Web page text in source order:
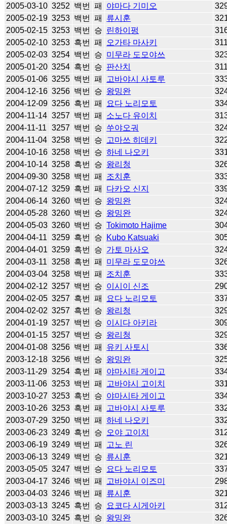
2005-03-10 3252 백번 패 야마다 기미오
2005-02-19 3253 백번 패 류시훈
2005-02-15 3253 백번 승 린하이펑
2005-02-10 3253 흑번 패 오가타 마사키
2005-02-03 3254 백번 승 미무라 도모야쓰
2005-01-20 3254 흑번 승 판산치
2005-01-06 3255 백번 패 고바야시 사토루
2004-12-16 3256 백번 승 왕밍완
2004-12-09 3256 흑번 패 요다 노리모토
2004-11-14 3257 백번 패 소노다 유이치
2004-11-11
3257 백번 승 쑤야오궈
2004-11-04 3258 백번 승 고마쓰 히데키
2004-10-16 3258 백번 승 하네 나오키
2004-10-14 3258 흑번 승 왕리청
2004-09-30 3258 백번 패 조치훈
2004-07-12 3259 흑번 패 다카오 신지
2004-06-14 3260 백번 승 왕밍완
2004-05-28 3260 백번 승 왕밍완
2004-05-03 3260 백번 승 Tokimoto Hajime
2004-04-11 3259 흑번 승 Kubo Katsuaki
2004-04-01 3259 흑번 승 가토 마사오
2004-03-11 3258 흑번 패 미무라 도모야쓰
2004-03-04 3258 백번 패 조치훈
2004-02-12 3257 백번 승 이시이 신조
2004-02-05 3257 흑번 패 요다 노리모토
2004-02-02 3257 흑번 승 왕리청
2004-01-19 3257 백번 승 이시다 아키라
2004-01-15 3257 백번 승 왕리청
2004-01-08 3256 백번 패 유키 사토시
2003-12-18 3256 백번 승 왕밍완
2003-11-29 3254 흑번 패 야마시타 게이고
2003-11-06 3253 백번 패 고바야시 고이치
2003-10-27 3253 흑번 승 야마시타 게이고
2003-10-26 3253 흑번 패 고바야시 사토루
2003-07-29 3250 백번 패 하네 나오키
2003-06-23 3249 흑번 승 오야 고이치
2003-06-19 3249 백번 패 고노 린
2003-06-13 3249 백번 승 류시훈
2003-05-05 3247 백번 승 요다 노리모토
2003-04-17 3246 백번 패 고바야시 이즈미
2003-04-03 3246 백번 패 류시훈
2003-03-13 3245 흑번 승 요코다 시게아키
2003-03-10 3245 흑번 승 왕밍완